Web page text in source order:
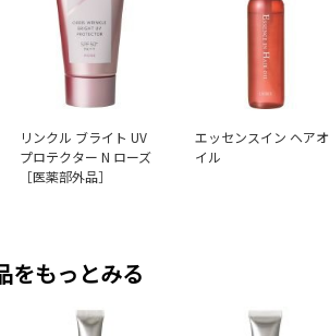
リンクル ブライト UV
プロテクター N ローズ
［医薬部外品］
エッセンスイン ヘアオ
イル
をもっとみる